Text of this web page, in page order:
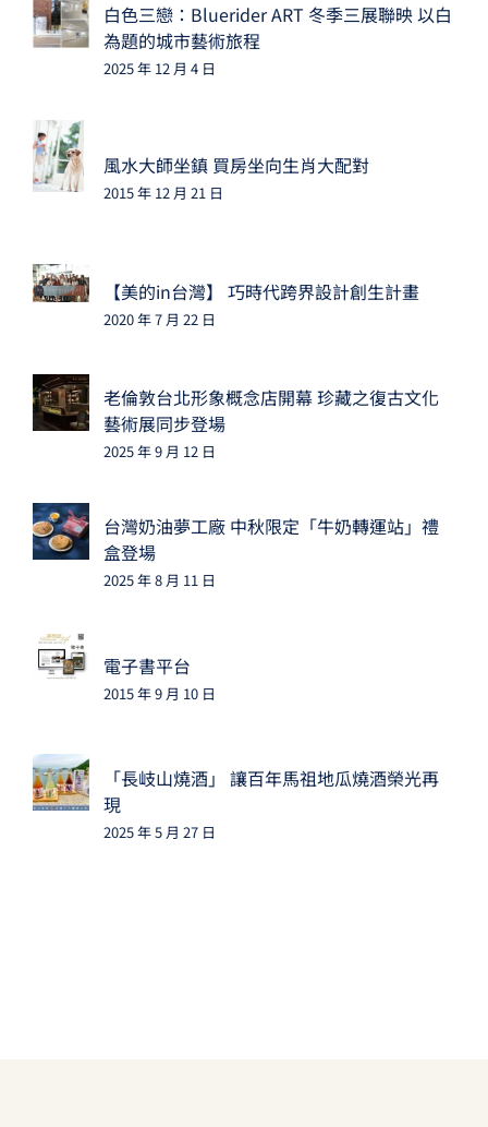
白色三戀：Bluerider ART 冬季三展聯映 以白
為題的城市藝術旅程
2025 年 12 月 4 日
風水大師坐鎮 買房坐向生肖大配對
2015 年 12 月 21 日
【美的in台灣】 巧時代跨界設計創生計畫
2020 年 7 月 22 日
老倫敦台北形象概念店開幕 珍藏之復古文化
藝術展同步登場
2025 年 9 月 12 日
台灣奶油夢工廠 中秋限定「牛奶轉運站」禮
盒登場
2025 年 8 月 11 日
電子書平台
2015 年 9 月 10 日
「長岐山燒酒」 讓百年馬祖地瓜燒酒榮光再
現
2025 年 5 月 27 日